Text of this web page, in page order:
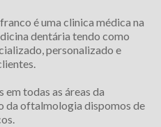
é uma clinica médica na
dentária tendo como
personalizado e
todas as áreas da
da oftalmologia dispomos de